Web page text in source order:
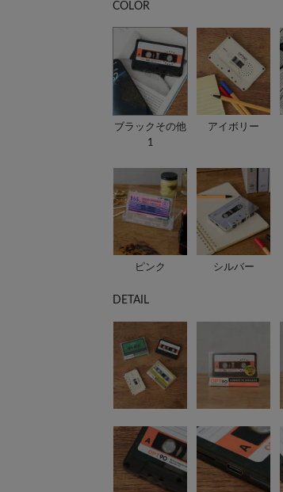
COLOR
ブラックその他
1
アイボリー
ピンク シルバー
DETAIL